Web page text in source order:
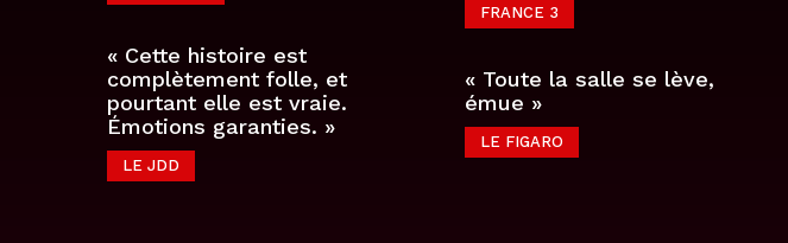
« Cette histoire est
complètement folle, et
pourtant elle est vraie.
Émotions garanties. »
LE JDD
FRANCE 3
« Toute la salle se lève,
émue »
LE FIGARO